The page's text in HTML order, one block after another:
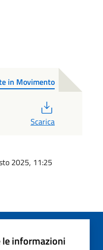
in Movimento
Scarica
2025, 11:25
le informazioni